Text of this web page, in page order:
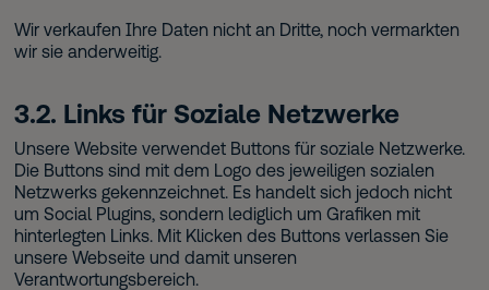
Wir verkaufen Ihre Daten nicht an Dritte, noch vermarkten
wir sie anderweitig.
3.2. Links für Soziale Netzwerke
Unsere Website verwendet Buttons für soziale Netzwerke.
Die Buttons sind mit dem Logo des jeweiligen sozialen
Netzwerks gekennzeichnet. Es handelt sich jedoch nicht
um Social Plugins, sondern lediglich um Grafiken mit
hinterlegten Links. Mit Klicken des Buttons verlassen Sie
unsere Webseite und damit unseren
Verantwortungsbereich.